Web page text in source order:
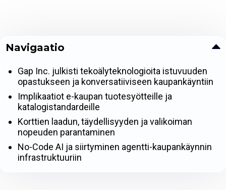
Navigaatio
Gap Inc. julkisti tekoälyteknologioita istuvuuden
opastukseen ja konversatiiviseen kaupankäyntiin
Implikaatiot e-kaupan tuotesyötteille ja
katalogistandardeille
Korttien laadun, täydellisyyden ja valikoiman
nopeuden parantaminen
No-Code AI ja siirtyminen agentti-kaupankäynnin
infrastruktuuriin